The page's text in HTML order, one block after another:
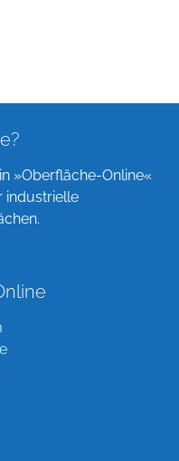
»Oberfläche-Online«
industrielle